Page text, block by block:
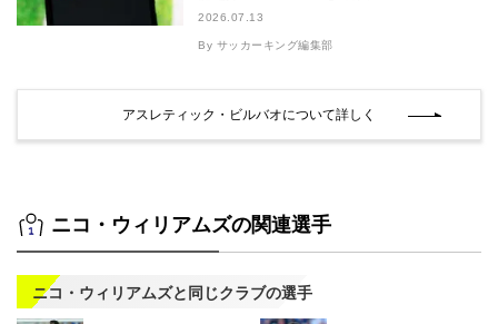
2026.07.13
By サッカーキング編集部
アスレティック・ビルバオについて詳しく
ニコ・ウィリアムズの関連選手
ニコ・ウィリアムズと同じクラブの選手